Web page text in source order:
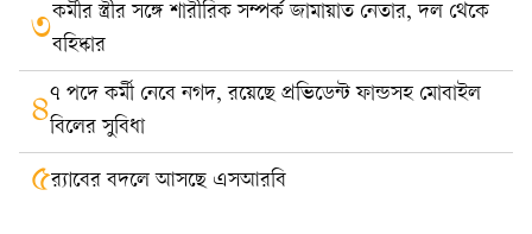
৩কর্মীর স্ত্রীর সঙ্গে শারীরিক সম্পর্ক জামায়াত নেতার, দল থেকে
বহিষ্কার
৪৭ পদে কর্মী নেবে নগদ, রয়েছে প্রভিডেন্ট ফান্ডসহ মোবাইল
বিলের সুবিধা
৫র‍্যাবের বদলে আসছে এসআরবি